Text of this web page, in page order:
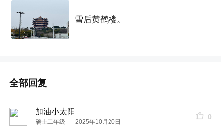
间当传话筒，不出意外绝对有添油加醋和艺术加
工，不光是我不信，我很确信她也不会信。
下行程。
下了高速，我发消息快到了。然后直奔星巴克，给
雪后黄鹤楼。
全部回复
加油小太阳
硕士二年级 2025年10月20日
0